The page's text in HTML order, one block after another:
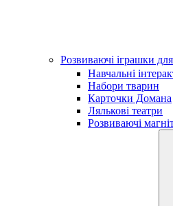
Розвиваючі іграшки для
Навчальні
Набори тварин
Карточки Домана
Лялькові театри
Розвиваючі